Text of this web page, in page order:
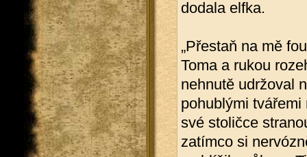
dodala elfka.
„Přestaň na mě
Toma a rukou
nehnutě udržoval
pohublými
své stoličce
zatímco si